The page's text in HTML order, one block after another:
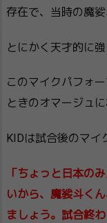
存在で、当時の魔
とにかく天才的に強
このマイクパフォ
ときのオマージュ
KIDは試合後のマイ
「ちょっと日本の
いから、魔裟斗く
ましょう。試合終